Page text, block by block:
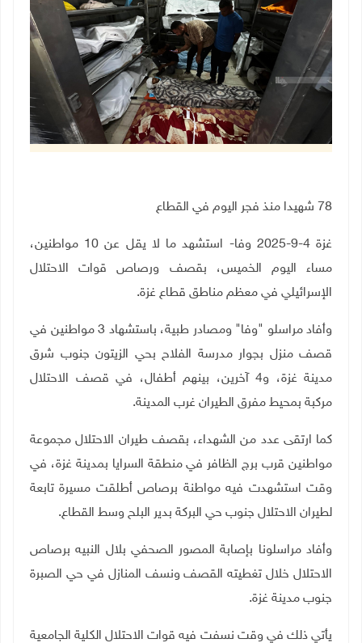
78 شهيدا منذ فجر اليوم في القطاع
غزة 4-9-2025 وفا- استشهد ما لا يقل عن 10 مواطنين،
مساء اليوم الخميس، بقصف ورصاص قوات الاحتلال
الإسرائيلي في معظم مناطق قطاع غزة.
وأفاد مراسلو "وفا" ومصادر طبية، باستشهاد 3 مواطنين في
قصف منزل بجوار مدرسة الفلاح بحي الزيتون جنوب شرق
مدينة غزة، و4 آخرين، بينهم أطفال، في قصف الاحتلال
مركبة بمحيط مفرق الطيران غرب المدينة.
كما ارتقى عدد من الشهداء، بقصف طيران الاحتلال مجموعة
مواطنين قرب برج الظافر في منطقة السرايا بمدينة غزة، في
وقت استشهدت فيه مواطنة برصاص أطلقت مسيرة تابعة
لطيران الاحتلال جنوب حي البركة بدير البلح وسط القطاع.
وأفاد مراسلونا بإصابة المصور الصحفي بلال النبيه برصاص
الاحتلال خلال تغطيته القصف ونسف المنازل في حي الصبرة
جنوب مدينة غزة.
يأتي ذلك في وقت نسفت فيه قوات الاحتلال الكلية الجامعية